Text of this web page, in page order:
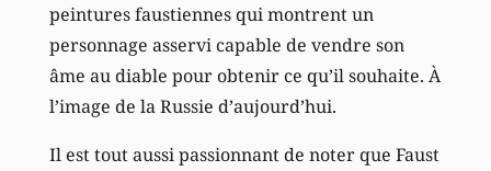
peintures faustiennes qui montrent un
personnage asservi capable de vendre son
âme au diable pour obtenir ce qu’il souhaite. À
l’image de la Russie d’aujourd’hui.
Il est tout aussi passionnant de noter que Faust